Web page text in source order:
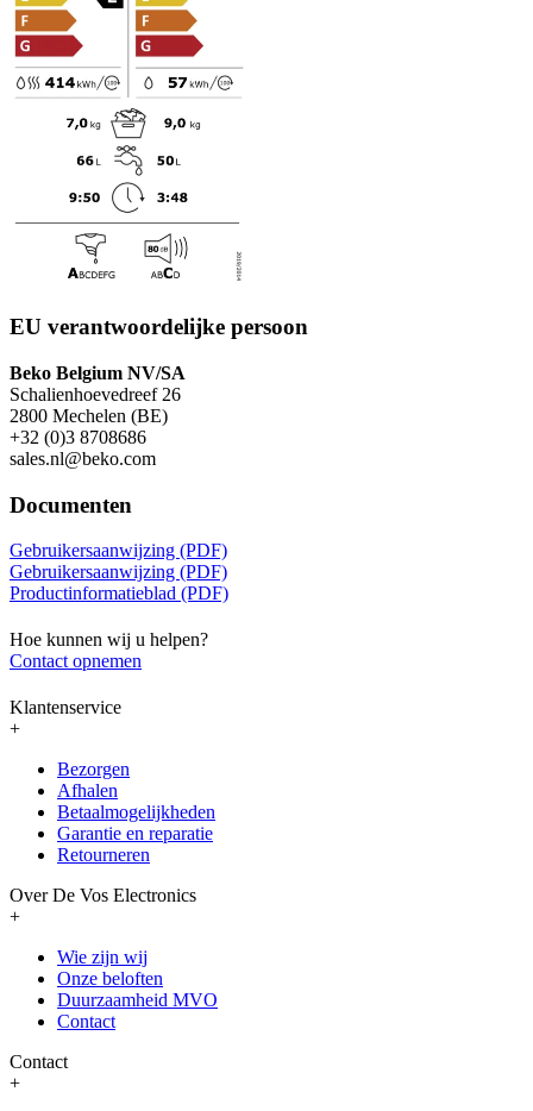
EU verantwoordelijke persoon
Beko Belgium NV/SA
Schalienhoevedreef 26
2800 Mechelen (BE)
+32 (0)3 8708686
sales.nl@beko.com
Documenten
Gebruikersaanwijzing (PDF)
Gebruikersaanwijzing (PDF)
Productinformatieblad (PDF)
Hoe kunnen wij u helpen?
Contact opnemen
Klantenservice
+
Bezorgen
Afhalen
Betaalmogelijkheden
Garantie en reparatie
Retourneren
Over De Vos Electronics
+
Wie zijn wij
Onze beloften
Duurzaamheid MVO
Contact
Contact
+